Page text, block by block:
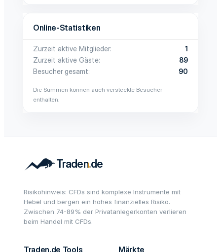
Online-Statistiken
Zurzeit aktive Mitglieder
1
Zurzeit aktive Gäste
89
Besucher gesamt
90
Die Summen können auch versteckte Besucher
enthalten.
Risikohinweis: CFDs sind komplexe Instrumente mit
Hebel und bergen ein hohes finanzielles Risiko.
Zwischen 74-89% der Privatanlegerkonten verlieren
beim Handel mit CFDs.
Traden.de Tools Märkte